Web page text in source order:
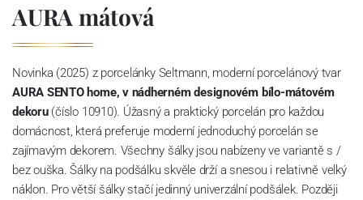
AURA mátová
Novinka (2025) z porcelánky Seltmann, moderní porcelánový tvar
AURA SENTO home, v nádherném designovém bílo-mátovém
dekoru(číslo 10910). Úžasný a praktický porcelán pro každou
domácnost, která preferuje moderní jednoduchý porcelán se
zajímavým dekorem. Všechny šálky jsou nabízeny ve variantě s /
bez ouška. Šálky na podšálku skvěle drží a snesou i relativně velký
náklon. Pro větší šálky stačí jedinný univerzální podšálek. Později